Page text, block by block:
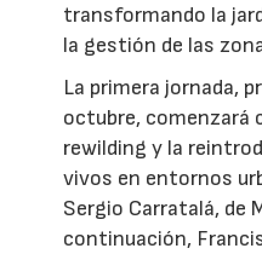
transformando la
la gestión de las
La primera jornada,
octubre, comenzará
rewilding y la
vivos en entornos
Sergio Carratalá, de
continuación,